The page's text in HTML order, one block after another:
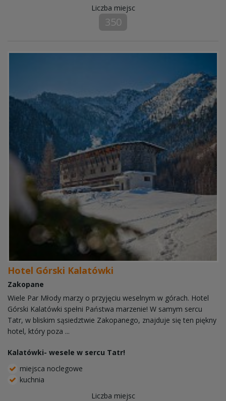
Liczba miejsc
350
Hotel Górski Kalatówki
Zakopane
Wiele Par Młody marzy o przyjęciu weselnym w górach. Hotel
Górski Kalatówki spełni Państwa marzenie! W samym sercu
Tatr, w bliskim sąsiedztwie Zakopanego, znajduje się ten piękny
hotel, który poza ...
Kalatówki- wesele w sercu Tatr!
miejsca noclegowe
kuchnia
Liczba miejsc